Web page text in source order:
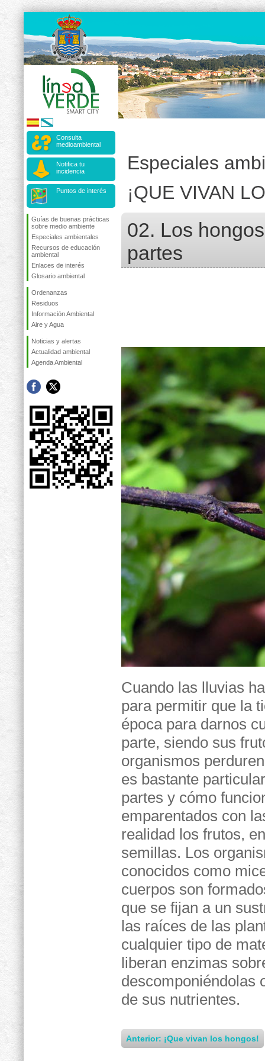
Consulta
medioambiental
Notifica tu
incidencia
Puntos de interés
Guías de buenas prácticas
sobre medio ambiente
Especiales ambientales
Recursos de educación
ambiental
Enlaces de interés
Glosario ambiental
Ordenanzas
Residuos
Información Ambiental
Aire y Agua
Noticias y alertas
Actualidad ambiental
Agenda Ambiental
Especiales
¡QUE VIVAN
02. Los
partes
Cuando las lluvias
para permitir que la
época para darnos
parte, siendo sus
organismos
es bastante
partes y cómo
emparentados con
realidad los frutos,
semillas. Los
conocidos como
cuerpos son
que se fijan a un
las raíces de las
cualquier tipo de
liberan enzimas
descomponiéndolas
de sus nutrientes.
Anterior: ¡Que vivan los hongos!